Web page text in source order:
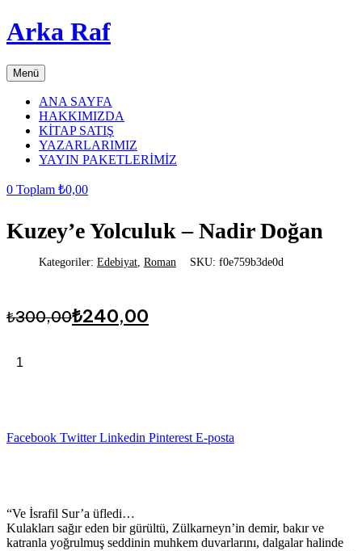
Arka Raf
Menü
ANA SAYFA
HAKKIMIZDA
KİTAP SATIŞ
YAZARLARIMIZ
YAYIN PAKETLERİMİZ
0 Toplam ₺0,00
Kuzey’e Yolculuk – Nadir Doğan
Kategoriler: Edebiyat, Roman SKU: f0e759b3de0d
₺300,00
Orijinal
₺300,00.
₺240,00
Şu
fiyat:
Kuzey'e
adet
Facebook Twitter Linkedin Pinterest E-posta
“Ve İsrafil Sur’a üfledi…
Kulakları sağır eden bir gürültü, Zülkarneyn’in demir, bakır ve
katranla yoğrulmuş seddinin muhkem duvarlarını, dalgalar halinde